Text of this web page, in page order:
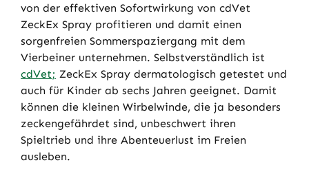
von der effektiven Sofortwirkung von cdVet
ZeckEx Spray profitieren und damit einen
sorgenfreien Sommerspaziergang mit dem
Vierbeiner unternehmen. Selbstverständlich ist
cdVet; ZeckEx Spray dermatologisch getestet und
auch für Kinder ab sechs Jahren geeignet. Damit
können die kleinen Wirbelwinde, die ja besonders
zeckengefährdet sind, unbeschwert ihren
Spieltrieb und ihre Abenteuerlust im Freien
ausleben.